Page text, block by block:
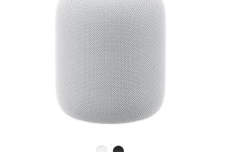
了
解
HomePod<